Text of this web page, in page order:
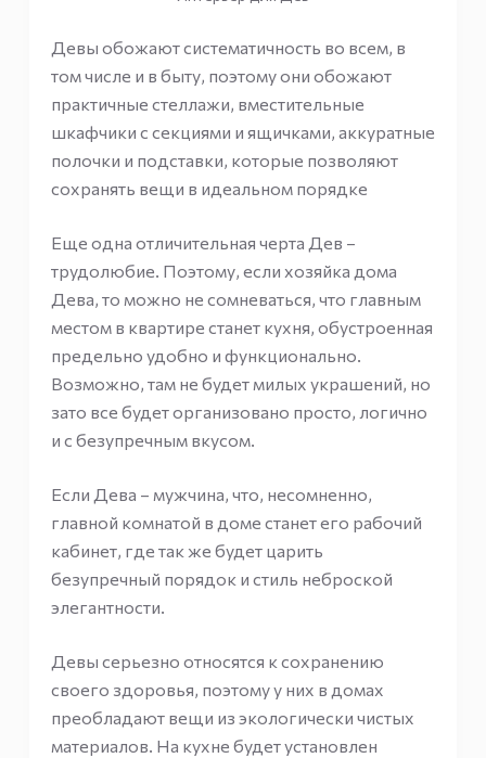
Девы обожают систематичность во всем, в
том числе и в быту, поэтому они обожают
практичные стеллажи, вместительные
шкафчики с секциями и ящичками, аккуратные
полочки и подставки, которые позволяют
сохранять вещи в идеальном порядке
Еще одна отличительная черта Дев –
трудолюбие. Поэтому, если хозяйка дома
Дева, то можно не сомневаться, что главным
местом в квартире станет кухня, обустроенная
предельно удобно и функционально.
Возможно, там не будет милых украшений, но
зато все будет организовано просто, логично
и с безупречным вкусом.
Если Дева – мужчина, что, несомненно,
главной комнатой в доме станет его рабочий
кабинет, где так же будет царить
безупречный порядок и стиль неброской
элегантности.
Девы серьезно относятся к сохранению
своего здоровья, поэтому у них в домах
преобладают вещи из экологически чистых
материалов. На кухне будет установлен